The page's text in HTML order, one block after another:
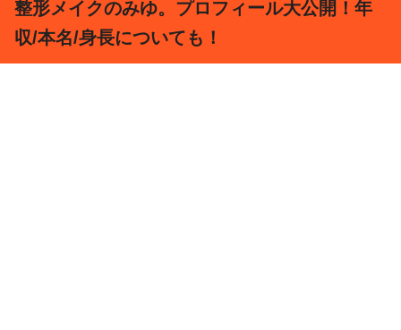
整形メイクのみゆ。プロフィール大公開！年
収/本名/身長についても！